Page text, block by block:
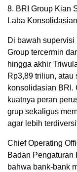
8. BRI Group Kian
Laba Konsolidasian
Di bawah supervisi
Group tercermin
hingga akhir
Rp3,89 triliun, atau
konsolidasian BRI.
kuatnya peran
grup sekaligus
agar lebih
Chief Operating
Badan Pengaturan
bahwa bank-bank